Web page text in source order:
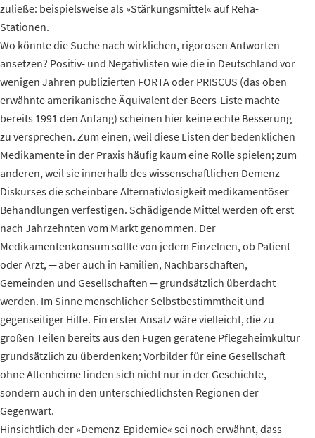
zuließe: beispielsweise als »Stärkungsmittel« auf Reha-
Stationen.
Wo könnte die Suche nach wirklichen, rigorosen Antworten
ansetzen? Positiv- und Negativlisten wie die in Deutschland vor
wenigen Jahren publizierten FORTA oder PRISCUS (das oben
erwähnte amerikanische Äquivalent der Beers-Liste machte
bereits 1991 den Anfang) scheinen hier keine echte Besserung
zu versprechen. Zum einen, weil diese Listen der bedenklichen
Medikamente in der Praxis häufig kaum eine Rolle spielen; zum
anderen, weil sie innerhalb des wissenschaftlichen Demenz-
Diskurses die scheinbare Alternativlosigkeit medikamentöser
Behandlungen verfestigen. Schädigende Mittel werden oft erst
nach Jahrzehnten vom Markt genommen. Der
Medikamentenkonsum sollte von jedem Einzelnen, ob Patient
oder Arzt, ─ aber auch in Familien, Nachbarschaften,
Gemeinden und Gesellschaften ─ grundsätzlich überdacht
werden. Im Sinne menschlicher Selbstbestimmtheit und
gegenseitiger Hilfe. Ein erster Ansatz wäre vielleicht, die zu
großen Teilen bereits aus den Fugen geratene Pflegeheimkultur
grundsätzlich zu überdenken; Vorbilder für eine Gesellschaft
ohne Altenheime finden sich nicht nur in der Geschichte,
sondern auch in den unterschiedlichsten Regionen der
Gegenwart.
Hinsichtlich der »Demenz-Epidemie« sei noch erwähnt, dass